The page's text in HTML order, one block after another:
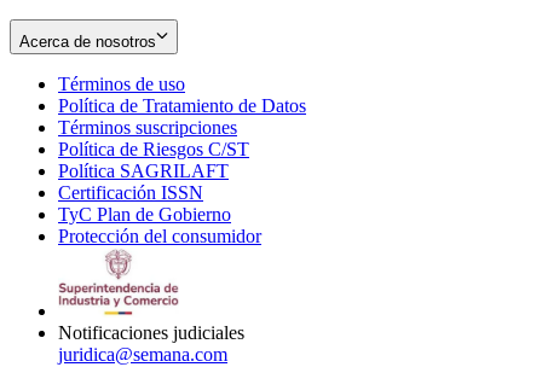
Acerca de nosotros
Términos de uso
in
new
window
Política de Tratamiento de Datos
Términos suscripciones
in
Política de Riesgos C/ST
Política SAGRILAFT
new
window
Certificación ISSN
in
new
TyC Plan de Gobierno
in
Protección del consumidorOpens
Notificaciones judiciales
juridica@semana.com